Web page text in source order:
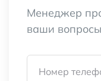
Менеджер
ваши вопросы
Номер